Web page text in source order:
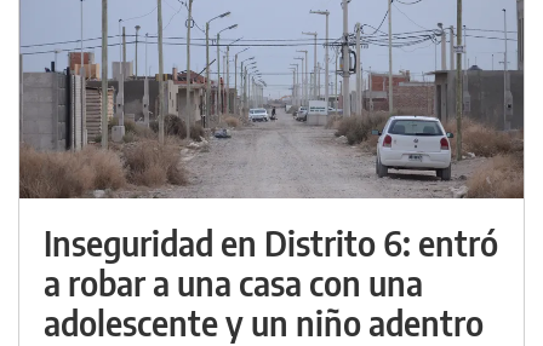
Inseguridad en Distrito 6: entró
a robar a una casa con una
adolescente y un niño adentro